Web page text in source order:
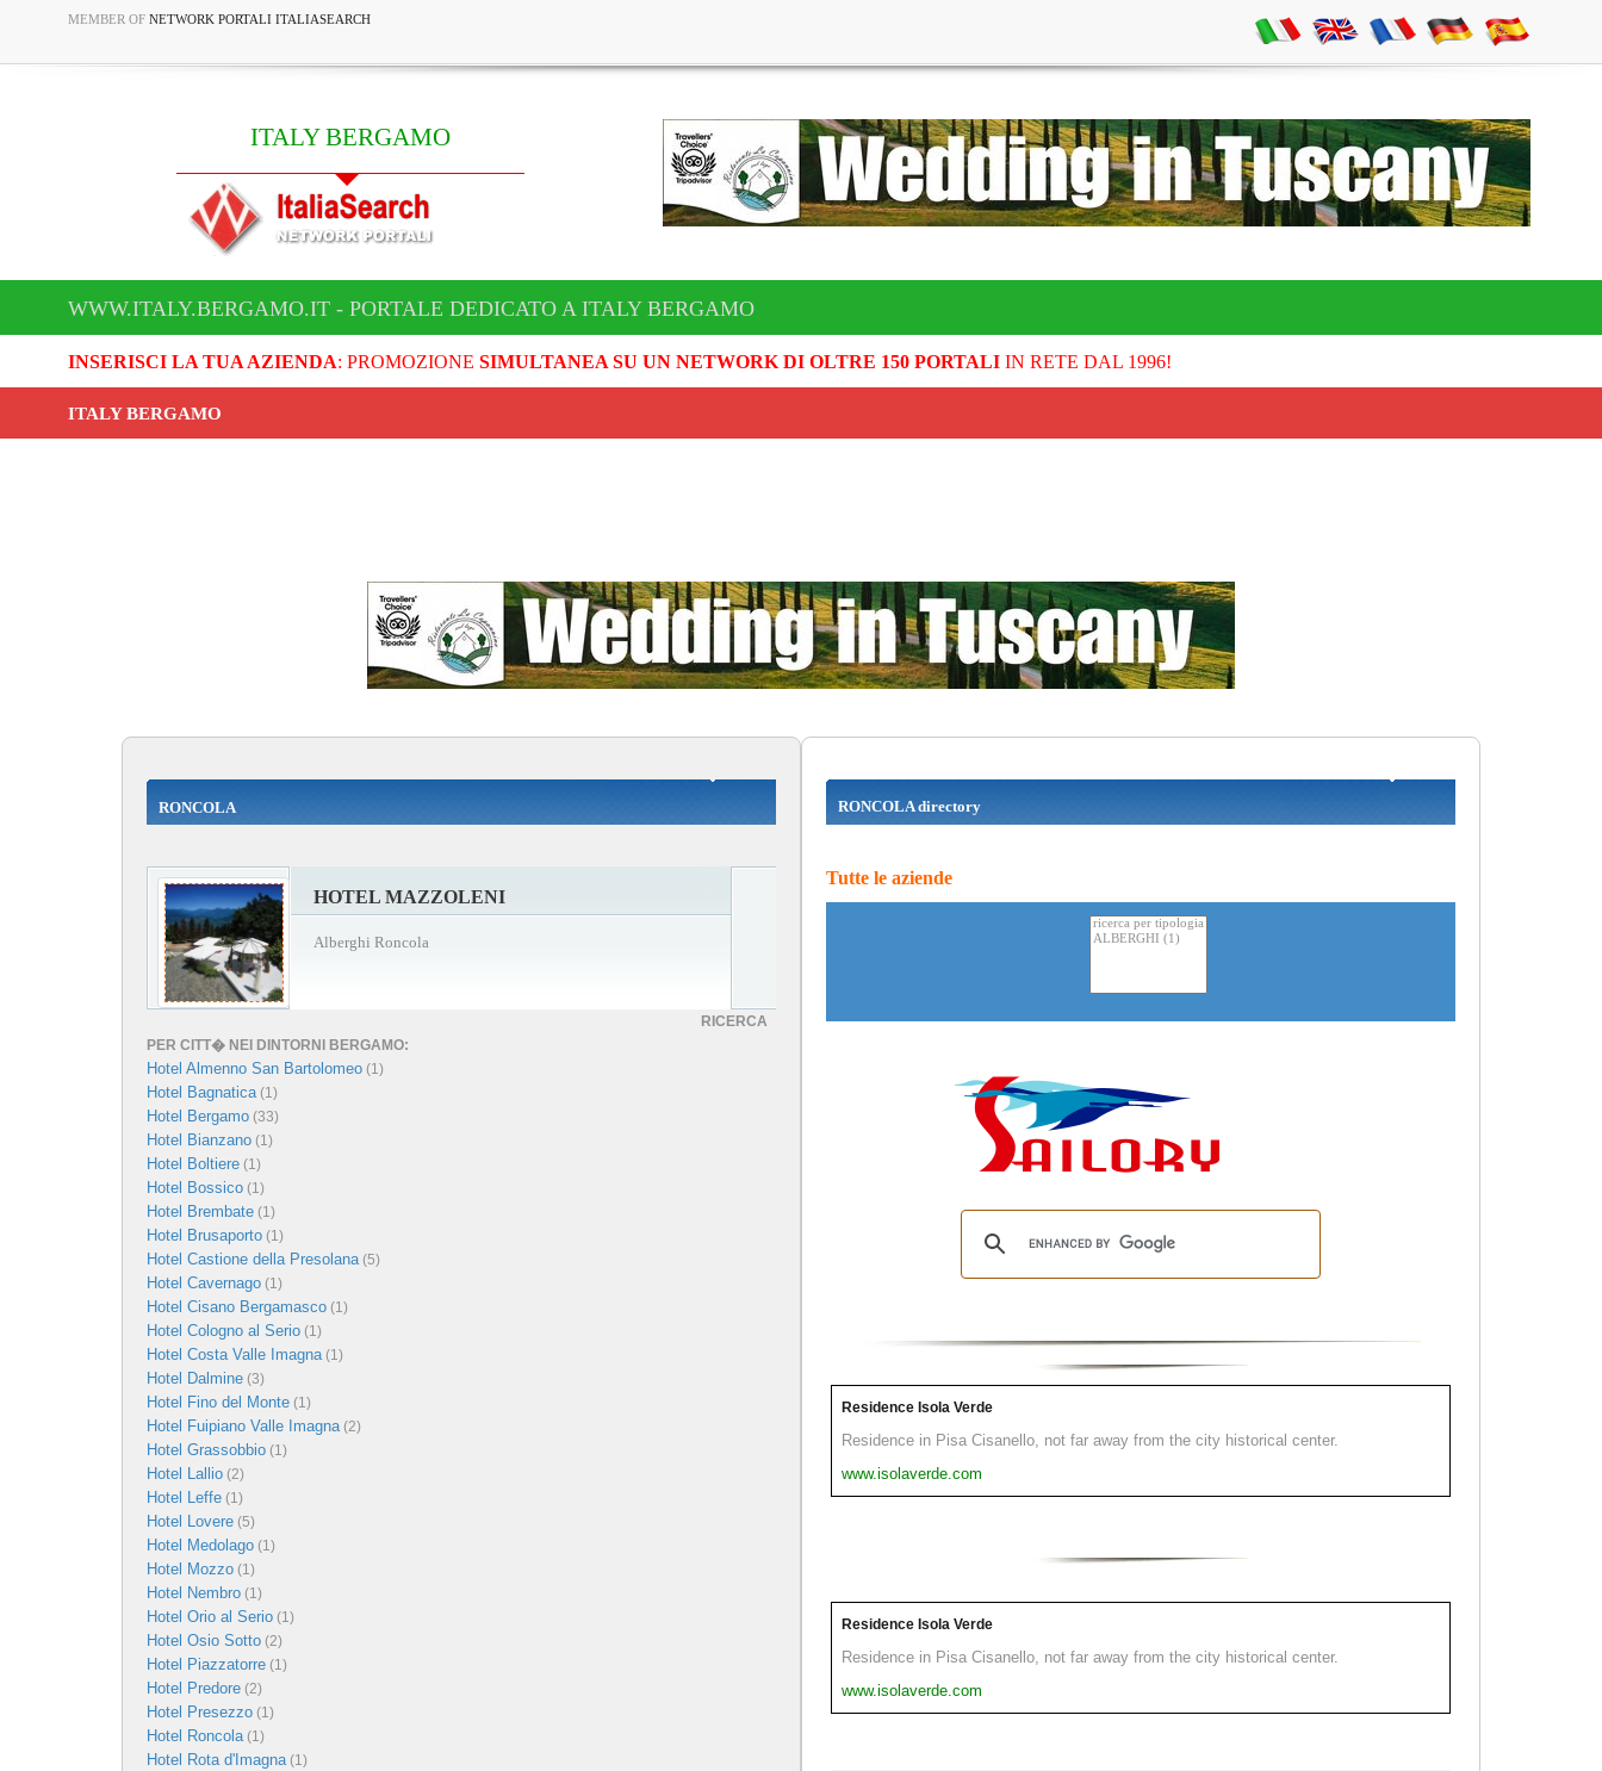
MEMBER OF NETWORK PORTALI ITALIASEARCH
ITALY BERGAMO
WWW.ITALY.BERGAMO.IT - PORTALE DEDICATO A ITALY BERGAMO
INSERISCI LA TUA AZIENDA: PROMOZIONE SIMULTANEA SU UN NETWORK DI OLTRE 150 PORTALIIN RETE DAL 1996!
ITALY BERGAMO
RONCOLA
HOTEL MAZZOLENI
Alberghi Roncola
RICERCA
PER CITT� NEI DINTORNI BERGAMO:
Hotel Almenno San Bartolomeo (1)
Hotel Bagnatica(1)
Hotel Bergamo (33)
Hotel Bianzano (1)
Hotel Boltiere (1)
Hotel Bossico (1)
Hotel Brembate (1)
Hotel Brusaporto (1)
Hotel Castione della Presolana(5)
Hotel Cavernago (1)
Hotel Cisano Bergamasco (1)
Hotel Cologno al Serio (1)
Hotel Costa Valle Imagna(1)
Hotel Dalmine (3)
Hotel Fino del Monte (1)
Hotel Fuipiano Valle Imagna(2)
Hotel Grassobbio (1)
Hotel Lallio (2)
Hotel Leffe (1)
Hotel Lovere (5)
Hotel Medolago (1)
Hotel Mozzo (1)
Hotel Nembro (1)
Hotel Orio al Serio (1)
Hotel Osio Sotto (2)
Hotel Piazzatorre (1)
Hotel Predore (2)
Hotel Presezzo (1)
Hotel Roncola(1)
Hotel Rota d'Imagna(1)
RONCOLA directory
Tutte le aziende
Residence Isola Verde
Residence in Pisa Cisanello, not far away from the city historical center.
www.isolaverde.com
Residence Isola Verde
Residence in Pisa Cisanello, not far away from the city historical center.
www.isolaverde.com